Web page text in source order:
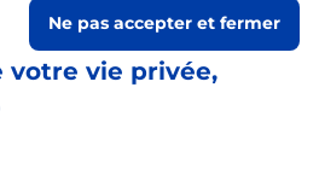
votre vie privée,
Ne pas accepter et fermer